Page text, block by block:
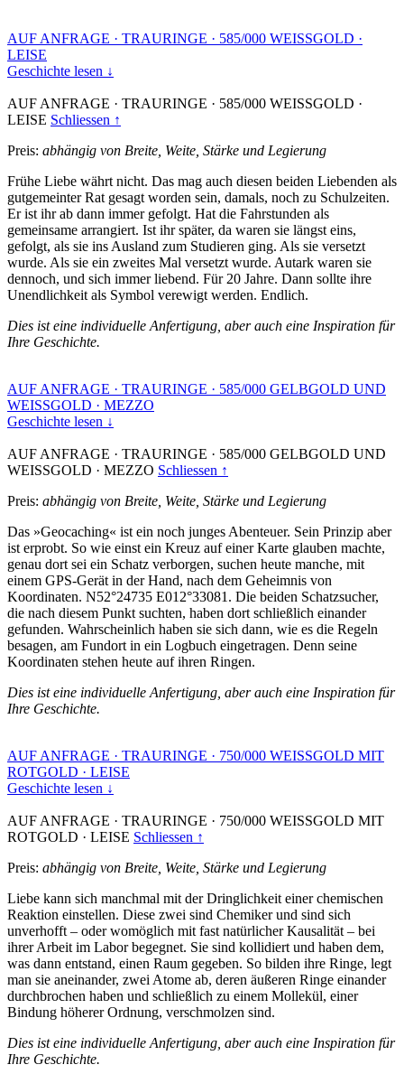
AUF ANFRAGE · TRAURINGE · 585/000 WEISSGOLD ·
LEISE
Geschichte lesen ↓
AUF ANFRAGE · TRAURINGE · 585/000 WEISSGOLD ·
LEISE Schliessen ↑
Preis: abhängig von Breite, Weite, Stärke und Legierung
Frühe Liebe währt nicht. Das mag auch diesen beiden Liebenden als
gutgemeinter Rat gesagt worden sein, damals, noch zu Schulzeiten.
Er ist ihr ab dann immer gefolgt. Hat die Fahrstunden als
gemeinsame arrangiert. Ist ihr später, da waren sie längst eins,
gefolgt, als sie ins Ausland zum Studieren ging. Als sie versetzt
wurde. Als sie ein zweites Mal versetzt wurde. Autark waren sie
dennoch, und sich immer liebend. Für 20 Jahre. Dann sollte ihre
Unendlichkeit als Symbol verewigt werden. Endlich.
Dies ist eine individuelle Anfertigung, aber auch eine Inspiration für
Ihre Geschichte.
AUF ANFRAGE · TRAURINGE · 585/000 GELBGOLD UND
WEISSGOLD · MEZZO
Geschichte lesen ↓
AUF ANFRAGE · TRAURINGE · 585/000 GELBGOLD UND
WEISSGOLD · MEZZO Schliessen ↑
Preis: abhängig von Breite, Weite, Stärke und Legierung
Das »Geocaching« ist ein noch junges Abenteuer. Sein Prinzip aber
ist erprobt. So wie einst ein Kreuz auf einer Karte glauben machte,
genau dort sei ein Schatz verborgen, suchen heute manche, mit
einem GPS-Gerät in der Hand, nach dem Geheimnis von
Koordinaten. N52°24735 E012°33081. Die beiden Schatzsucher,
die nach diesem Punkt suchten, haben dort schließlich einander
gefunden. Wahrscheinlich haben sie sich dann, wie es die Regeln
besagen, am Fundort in ein Logbuch eingetragen. Denn seine
Koordinaten stehen heute auf ihren Ringen.
Dies ist eine individuelle Anfertigung, aber auch eine Inspiration für
Ihre Geschichte.
AUF ANFRAGE · TRAURINGE · 750/000 WEISSGOLD MIT
ROTGOLD · LEISE
Geschichte lesen ↓
AUF ANFRAGE · TRAURINGE · 750/000 WEISSGOLD MIT
ROTGOLD · LEISE Schliessen ↑
Preis: abhängig von Breite, Weite, Stärke und Legierung
Liebe kann sich manchmal mit der Dringlichkeit einer chemischen
Reaktion einstellen. Diese zwei sind Chemiker und sind sich
unverhofft – oder womöglich mit fast natürlicher Kausalität – bei
ihrer Arbeit im Labor begegnet. Sie sind kollidiert und haben dem,
was dann entstand, einen Raum gegeben. So bilden ihre Ringe, legt
man sie aneinander, zwei Atome ab, deren äußeren Ringe einander
durchbrochen haben und schließlich zu einem Mollekül, einer
Bindung höherer Ordnung, verschmolzen sind.
Dies ist eine individuelle Anfertigung, aber auch eine Inspiration für
Ihre Geschichte.